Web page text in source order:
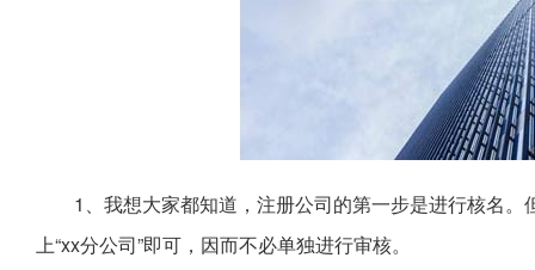
1、我想大家都知道，注册公司的第一步是进行核名
上“xx分公司”即可，因而不必单独进行审核。